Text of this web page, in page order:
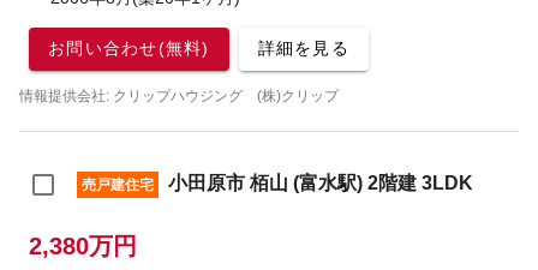
お問い合わせ(無料) 詳細を見る
情報提供会社: クリップハウジング (株)クリップ
売戸建住宅 小田原市 栢山 (富水駅) 2階建 3LDK
2,380万円